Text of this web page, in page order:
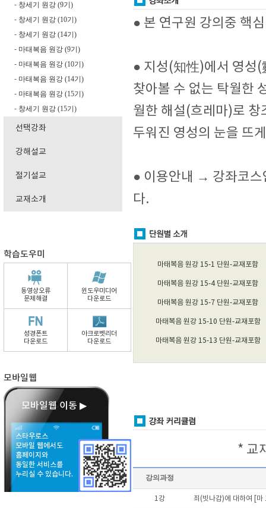
- 창세기 원강 (9기)
- 창세기 원강 (10기)
- 창세기 원강 (14기)
- 마태복음 원강 (9기)
- 마태복음 원강 (10기)
- 마태복음 원강 (14기)
- 마태복음 원강 (15기)
- 창세기 원강 (15기)
선택강좌
강해설교
절기설교
교재소개
학습도우미
동영상오류
문제해결
윈도우미디어
다운로드
성경폰트
다운로드
아크로벳리더
다운로드
모바일웹
모바일웹 이동 ▶
스타우로스
모바일 웹에서도
홈페이지와
동일한 서비스를
누리실 수 있습니다.
● 본 연구원 강의중 핵
● 지성(知性)에서 영성
찾아볼 수 없는 탁월한
월한 해설(흐레마)로
두워진 영성의 눈을 뜨
● 이용안내 → 강좌코스
다.
마태복음 원강 15-1 단원-교재포함
마태복음 원강 15-4 단원-교재포함
마태복음 원강 15-7 단원-교재포함
마태복음 원강 15-10 단원-교재포함
마태복음 원강 15-13 단원-교재포함
* 교
강의과정
1강 죄(빗나감)에 대하여 [마